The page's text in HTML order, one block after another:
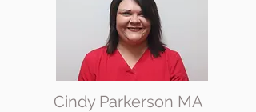
Cindy Parkerson MA